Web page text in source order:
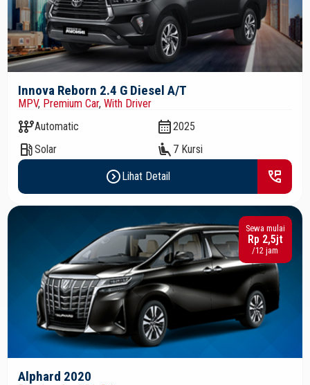
Innova Reborn 2.4 G Diesel A/T
MPV, Premium Car, With Driver
auto_transmissionAutomatic calendar_month2025
local_gas_stationSolar airline_seat_recline_extra 7 Kursi
expand_circle_rightLihat Detail perm_phone_msg
Alphard 2020
Sewa mulai
Rp 2,5jt
/12 jam